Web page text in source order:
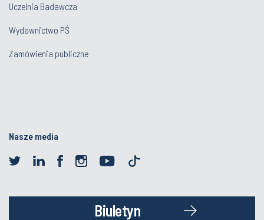
Uczelnia Badawcza
Wydawnictwo PŚ
Zamówienia publiczne
Nasze media
Biuletyn